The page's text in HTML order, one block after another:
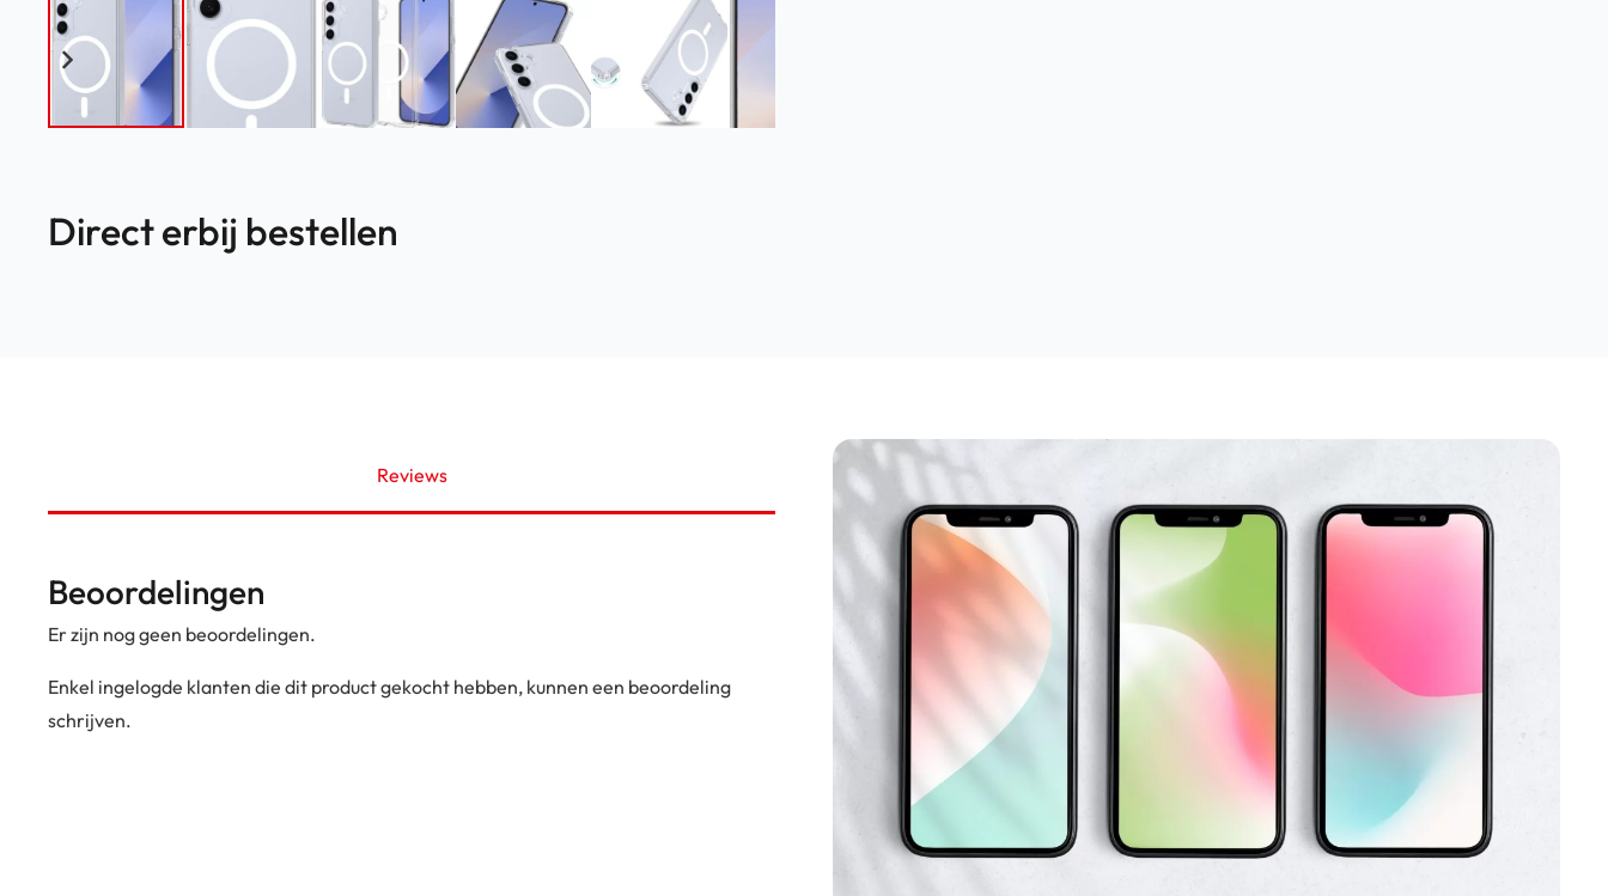
Direct erbij bestellen
Reviews
Beoordelingen
Er zijn nog geen beoordelingen.
Enkel ingelogde klanten die dit product gekocht hebben, kunnen een beoordeling
schrijven.